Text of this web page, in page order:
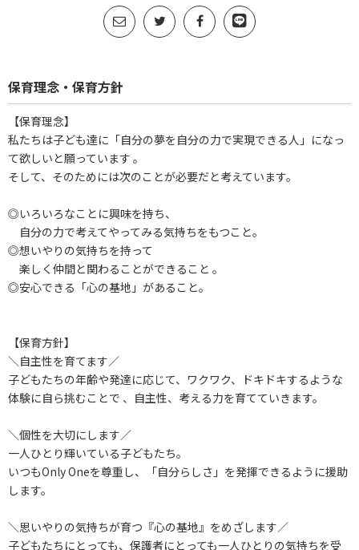
保育理念・保育方針
【保育理念】
私たちは子ども達に「自分の夢を自分の力で実現できる人」になっ
て欲しいと願っています 。
そして、そのためには次のことが必要だと考えています。
◎いろいろなことに興味を持ち、
自分の力で考えてやってみる気持ちをもつこと。
◎想いやりの気持ちを持って
楽しく仲間と関わることができること 。
◎安心できる「心の基地」があること。
【保育方針】
＼自主性を育てます／
子どもたちの年齢や発達に応じて、ワクワク、ドキドキするような
体験に自ら挑むことで 、自主性、考える力を育てていきます。
＼個性を大切にします／
一人ひとり輝いている子どもたち。
いつもOnly Oneを尊重し、「自分らしさ」を発揮できるように援助
します。
＼思いやりの気持ちが育つ『心の基地』をめざします／
子どもたちにとっても、保護者にとっても一人ひとりの気持ちを受